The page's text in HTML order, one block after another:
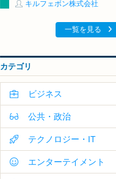
イチジク尽くしの全4種が登場
キルフェボン株式会社
一覧を見る
カテゴリ
ビジネス
公共・政治
テクノロジー・IT
エンターテイメント